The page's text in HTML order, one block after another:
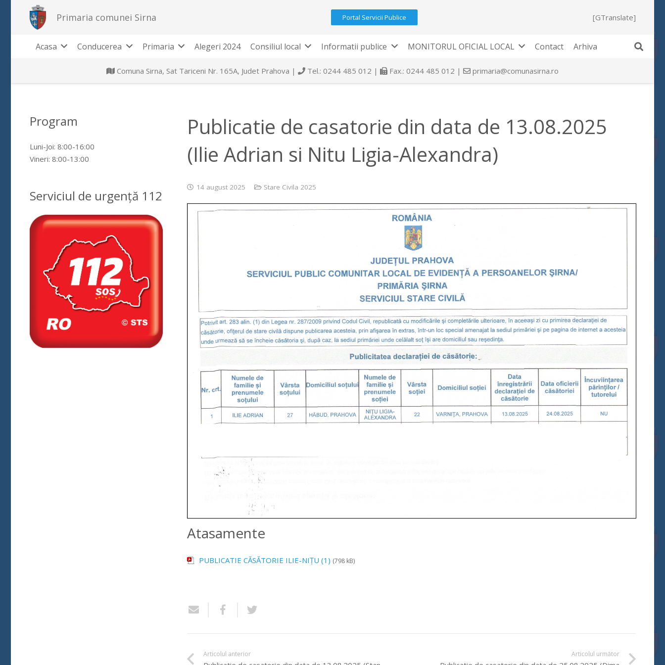
Primaria comunei Sirna Portal Servicii Publice [GTranslate]
Acasa Conducerea Primaria Alegeri 2024 Consiliul local Informatii publice MONITORUL OFICIAL LOCAL Contact Arhiva
Comuna Sirna, Sat Tariceni Nr. 165A, Judet Prahova | Tel.: 0244 485 012 | Fax.: 0244 485 012 | primaria@comunasirna.ro
Publicatie de casatorie din data de 13.08.2025
(Ilie Adrian si Nitu Ligia-Alexandra)
14 august 2025 Stare Civila 2025
Atasamente
PUBLICATIE CĂSĂTORIE ILIE-NIȚU (1) (798 kB)
Articolul anterior Articolul următor
Program
Luni-Joi: 8:00-16:00
Vineri: 8:00-13:00
Serviciul de urgență 112